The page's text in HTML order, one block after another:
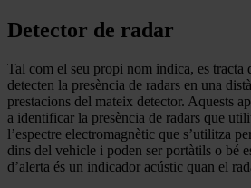
Detector de radar
Tal com el seu propi nom indica, es tracta
detecten la presència de radars en una
prestacions del mateix detector. Aquests
a identificar la presència de radars que
l’espectre electromagnètic que s’utilitza
dins del vehicle i poden ser portàtils o bé
d’alerta és un indicador acústic quan el